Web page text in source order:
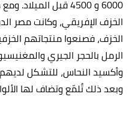
6000 و 4500 قبل
الخزف الإفريقي، وكانت مصر
الخزف، فصنعوا منتجاتهم
الرمل بالحجر الجيري
وأكسيد النحاس، للتشكل
وبعد ذلك تُلمّع وتضاف لها